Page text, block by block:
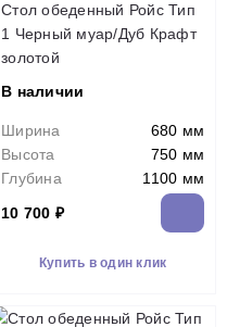
Стол обеденный Ройс Тип
1 Черный муар/Дуб Крафт
золотой
В наличии
Ширина
680 мм
Высота
750 мм
Глубина
1100 мм
10 700 ₽
Купить в один клик